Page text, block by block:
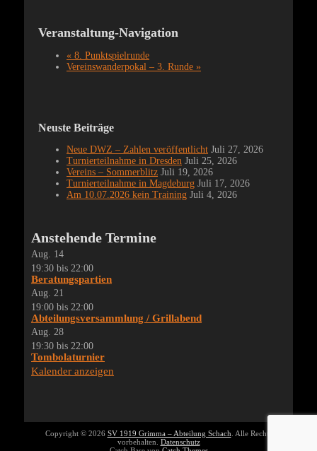
Veranstaltung-Navigation
« 8. Punktspielrunde
Vereinswanderpokal – 3. Runde »
Neuste Beiträge
Neue DWZ – Zahlen veröffentlicht Juli 27, 2026
Turnierteilnahme in Dresden Juli 25, 2026
Vereins – Sommerblitz Juli 19, 2026
Turnierteilnahme in Magdeburg Juli 17, 2026
Am 10.07.2026 kein Training Juli 4, 2026
Anstehende Termine
Aug. 14
19:30 bis 22:00
Beratungspartien
Aug. 21
19:00 bis 22:00
Abteilungsversammlung / Grillabend
Aug. 28
19:30 bis 22:00
Tombolaturnier
Kalender anzeigen
Copyright © 2026 SV 1919 Grimma – Abteilung Schach . Alle Rechte
vorbehalten. Datenschutz